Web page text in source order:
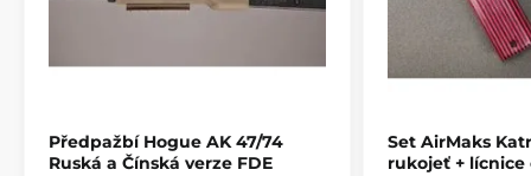
Předpažbí Hogue AK 47/74
Ruská a Čínská verze FDE
Set AirMaks
rukojeť + lícnice